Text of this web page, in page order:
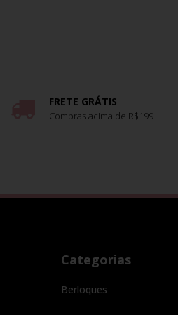
FRETE GRÁTIS
Compras acima de R$199
Categorias
Berloques